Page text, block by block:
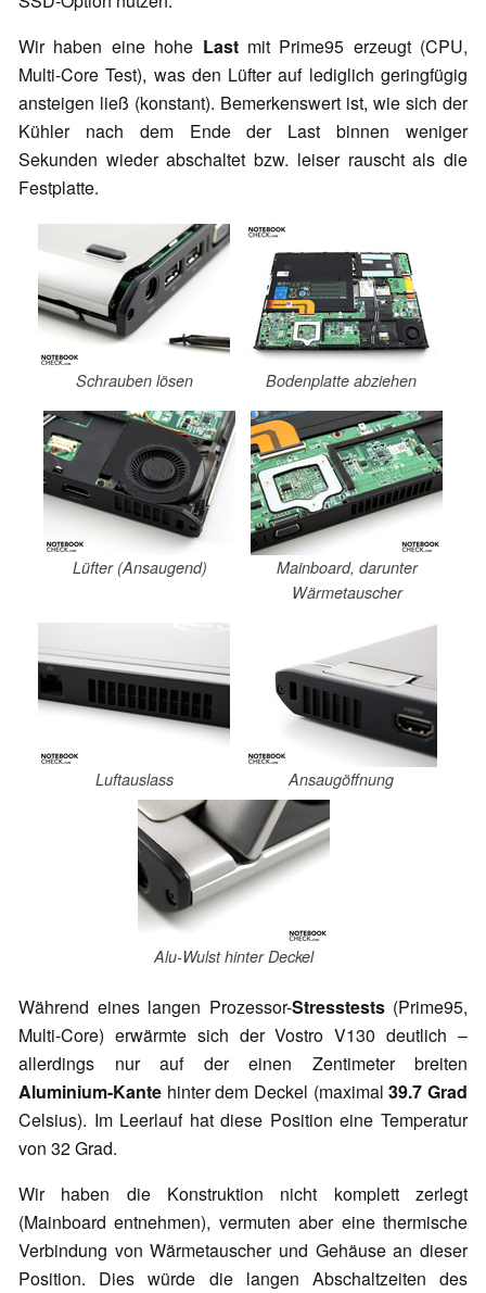
Wir haben eine hohe Last mit Prime95 erzeugt (CPU,
Multi-Core Test), was den Lüfter auf lediglich geringfügig
ansteigen ließ (konstant). Bemerkenswert ist, wie sich der
Kühler nach dem Ende der Last binnen weniger
Sekunden wieder abschaltet bzw. leiser rauscht als die
Festplatte.
Schrauben lösen Bodenplatte abziehen
Lüfter (Ansaugend)
Mainboard, darunter
Wärmetauscher
Luftauslass Ansaugöffnung
Alu-Wulst hinter Deckel
Während eines langen Prozessor-Stresstests (Prime95,
Multi-Core) erwärmte sich der Vostro V130 deutlich –
allerdings nur auf der einen Zentimeter breiten
Aluminium-Kante hinter dem Deckel (maximal39.7 Grad
Celsius). Im Leerlauf hat diese Position eine Temperatur
von 32 Grad.
Wir haben die Konstruktion nicht komplett zerlegt
(Mainboard entnehmen), vermuten aber eine thermische
Verbindung von Wärmetauscher und Gehäuse an dieser
Position. Dies würde die langen Abschaltzeiten des